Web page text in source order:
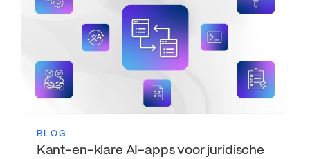
BLOG
Kant-en-klare AI-apps voor juridische